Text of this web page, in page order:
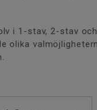
i 1-stav, 2-stav och
olika